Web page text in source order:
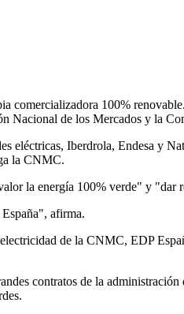
comercializadora 100%
Nacional de los Mercados y la
eléctricas, Iberdrola, Endesa y
la CNMC.
la energía 100% verde" y "dar
España", afirma.
de la CNMC, EDP
contratos de la